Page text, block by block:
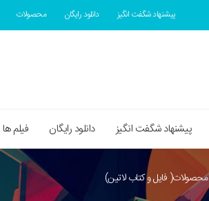
محصولات دانلود رایگان پیشنهاد شگفت انگیز
پیشنهاد شگفت انگیز دانلود رایگان فیلم ها
محصولات( فایل و کتاب لاتین)